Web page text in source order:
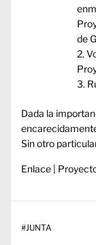
de
Dada la
Sin otro
Enlace |
#JUNTA